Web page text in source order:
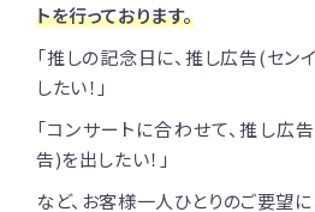
トを行っております。
「推しの記念日に、推し広告(セン
したい！」
「コンサートに合わせて、推し広
告)を出したい！」
など、お客様一人ひとりのご要望に